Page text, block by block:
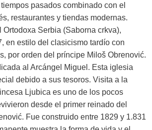
pasados combinado con el
restaurantes y tiendas modernas.
Serbia (Saborna crkva),
en estilo del clasicismo tardío con
por orden del príncipe Miloš Obrenović.
al Arcángel Miguel. Esta iglesia
debido a sus tesoros. Visita a la
Ljubica es uno de los pocos
desde el primer reinado del
Fue construido entre 1829 y 1.831